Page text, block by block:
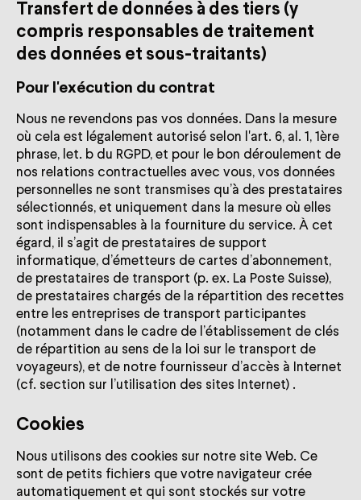
Transfert de données à des tiers (y
compris responsables de traitement
des données et sous-traitants)
Pour l'exécution du contrat
Nous ne revendons pas vos données. Dans la mesure
où cela est légalement autorisé selon l'art. 6, al. 1, 1ère
phrase, let. b du RGPD, et pour le bon déroulement de
nos relations contractuelles avec vous, vos données
personnelles ne sont transmises qu’à des prestataires
sélectionnés, et uniquement dans la mesure où elles
sont indispensables à la fourniture du service. À cet
égard, il s’agit de prestataires de support
informatique, d’émetteurs de cartes d’abonnement,
de prestataires de transport (p. ex. La Poste Suisse),
de prestataires chargés de la répartition des recettes
entre les entreprises de transport participantes
(notamment dans le cadre de l’établissement de clés
de répartition au sens de la loi sur le transport de
voyageurs), et de notre fournisseur d’accès à Internet
(cf. section sur l’utilisation des sites Internet) .
Cookies
Nous utilisons des cookies sur notre site Web. Ce
sont de petits fichiers que votre navigateur crée
automatiquement et qui sont stockés sur votre